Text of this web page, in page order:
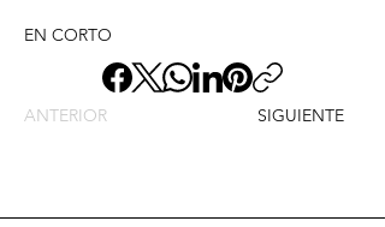
EN CORTO
ANTERIOR SIGUIENTE